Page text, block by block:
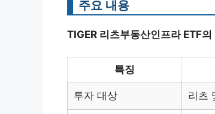
주요 내용
TIGER 리츠부동산인프라 ETF
특징
투자 대상 리츠